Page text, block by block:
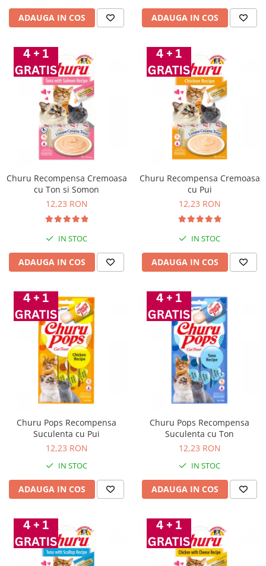
ADAUGA IN COS ADAUGA IN COS
Churu Recompensa Cremoasa
cu Ton si Somon
12,23 RON
IN STOC
ADAUGA IN COS
Churu Recompensa Cremoasa
cu Pui
12,23 RON
IN STOC
ADAUGA IN COS
Churu Pops Recompensa
Suculenta cu Pui
12,23 RON
IN STOC
ADAUGA IN COS
Churu Pops Recompensa
Suculenta cu Ton
12,23 RON
IN STOC
ADAUGA IN COS